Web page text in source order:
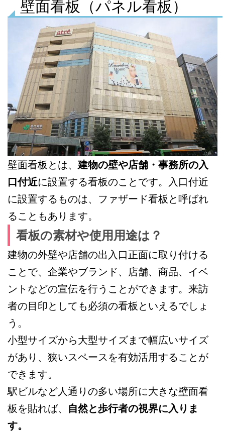
壁面看板（パネル看板）
壁面看板とは、 建物の壁や店舗・事務所の入
口付近に設置する看板のことです。入口付近
に設置するものは、ファザード看板と呼ばれ
ることもあります。
看板の素材や使用用途は？
建物の外壁や店舗の出入口正面に取り付ける
ことで、企業やブランド、店舗、商品、イベ
ントなどの宣伝を行うことができます。来訪
者の目印としても必須の看板といえるでしょ
う。
小型サイズから大型サイズまで幅広いサイズ
があり、狭いスペースを有効活用することが
できます。
駅ビルなど人通りの多い場所に大きな壁面看
板を貼れば、 自然と歩行者の視界に入りま
す。